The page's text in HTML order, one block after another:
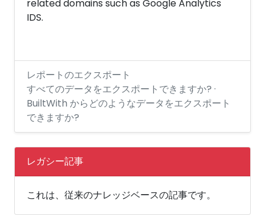
related domains such as Google Analytics
IDS.
レポートのエクスポート
すべてのデータをエクスポートできますか? ·
BuiltWith からどのようなデータをエクスポート
できますか?
レガシー記事
これは、従来のナレッジベースの記事です。